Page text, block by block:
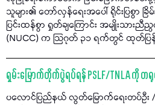
သူများ၏ တော်လှန်ရေးအပေါ် ရိုင်းပြစွာ ခြိ
ပြင်းထန်စွာ ရှုတ်ချကြောင်း အမျိုးသာ
(NUCC) က သြဂုတ် ၃၁ ရက်တွင် ထုတ်
ရှမ်းမြောက်တိုက်ပွဲရပ်ရန် PSLF/TNLA ကို တ
ပလောင်ပြည်နယ် လွတ်မြောက်ရေးတပ်ဦး